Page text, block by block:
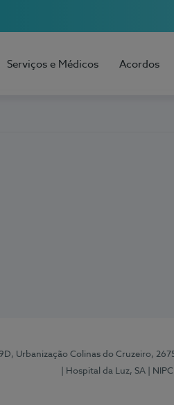
Serviços e Médicos Acordos
Urbanização Colinas do Cruzeiro,
| Hospital da Luz, SA
|